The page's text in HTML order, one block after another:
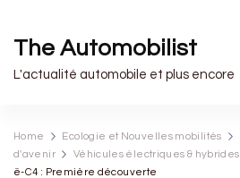
The Automobilist
L'actualité automobile et plus encore
Home Ecologie et Nouvelles mobilités
d'avenir
Véhicules électriques & hybrides
ë-C4 : Première découverte